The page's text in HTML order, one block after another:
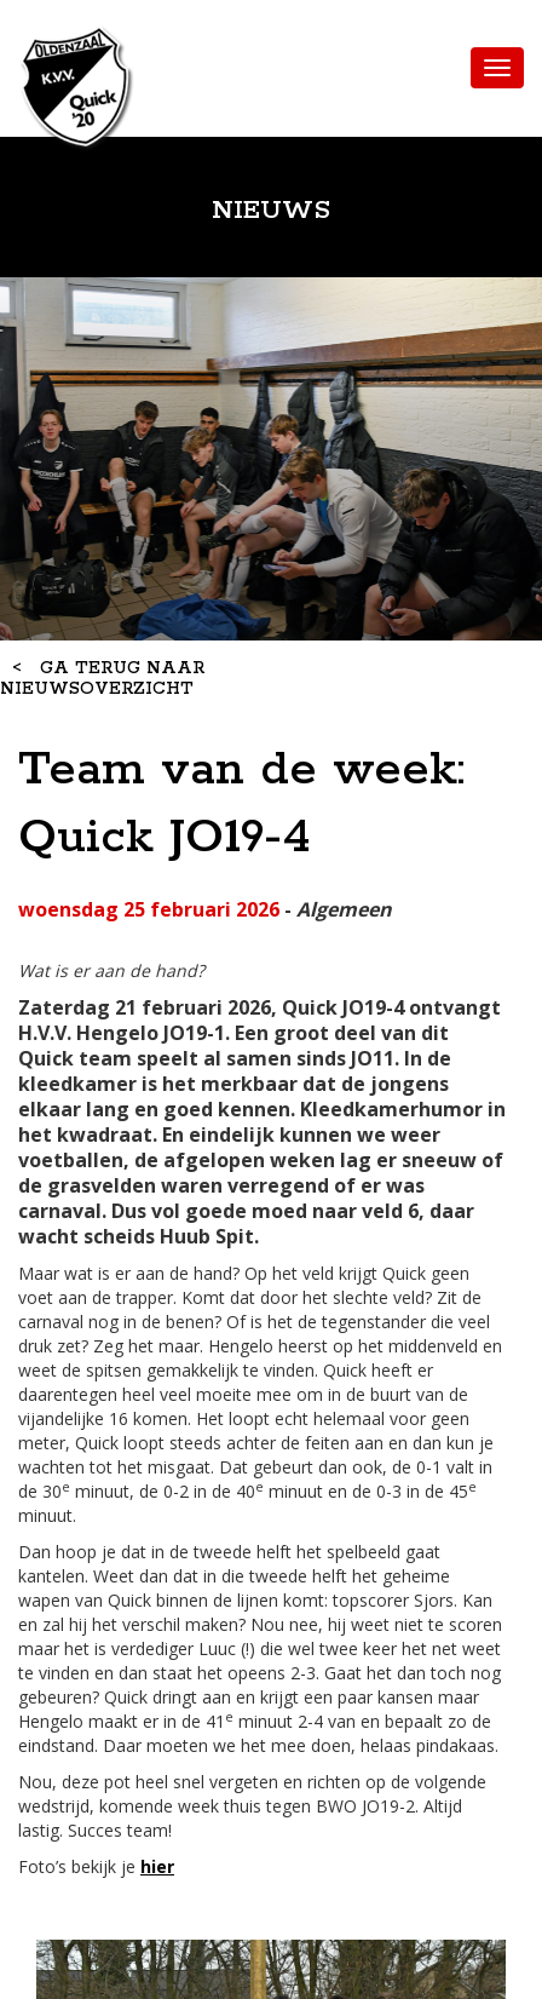
NIEUWS
< GA TERUG NAAR
NIEUWSOVERZICHT
Team van de week:
Quick JO19-4
woensdag 25 februari 2026 - Algemeen
Wat is er aan de hand?
Zaterdag 21 februari 2026, Quick JO19-4 ontvangt
H.V.V. Hengelo JO19-1. Een groot deel van dit
Quick team speelt al samen sinds JO11. In de
kleedkamer is het merkbaar dat de jongens
elkaar lang en goed kennen. Kleedkamerhumor in
het kwadraat. En eindelijk kunnen we weer
voetballen, de afgelopen weken lag er sneeuw of
de grasvelden waren verregend of er was
carnaval. Dus vol goede moed naar veld 6, daar
wacht scheids Huub Spit.
Maar wat is er aan de hand? Op het veld krijgt Quick geen
voet aan de trapper. Komt dat door het slechte veld? Zit de
carnaval nog in de benen? Of is het de tegenstander die veel
druk zet? Zeg het maar. Hengelo heerst op het middenveld en
weet de spitsen gemakkelijk te vinden. Quick heeft er
daarentegen heel veel moeite mee om in de buurt van de
vijandelijke 16 komen. Het loopt echt helemaal voor geen
meter, Quick loopt steeds achter de feiten aan en dan kun je
wachten tot het misgaat. Dat gebeurt dan ook, de 0-1 valt in
de 30e minuut, de 0-2 in de 40e minuut en de 0-3 in de 45e
minuut.
Dan hoop je dat in de tweede helft het spelbeeld gaat
kantelen. Weet dan dat in die tweede helft het geheime
wapen van Quick binnen de lijnen komt: topscorer Sjors. Kan
en zal hij het verschil maken? Nou nee, hij weet niet te scoren
maar het is verdediger Luuc (!) die wel twee keer het net weet
te vinden en dan staat het opeens 2-3. Gaat het dan toch nog
gebeuren? Quick dringt aan en krijgt een paar kansen maar
Hengelo maakt er in de 41 e minuut 2-4 van en bepaalt zo de
eindstand. Daar moeten we het mee doen, helaas pindakaas.
Nou, deze pot heel snel vergeten en richten op de volgende
wedstrijd, komende week thuis tegen BWO JO19-2. Altijd
lastig. Succes team!
Foto’s bekijk je hier